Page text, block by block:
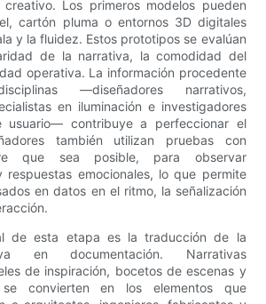
Los primeros modelos pueden
cartón pluma o entornos 3D digitales
y la fluidez. Estos prototipos se evalúan
de la narrativa, la comodidad del
operativa. La información procedente
—diseñadores narrativos,
en iluminación e investigadores
usuario— contribuye a perfeccionar el
también utilizan pruebas con
que sea posible, para observar
respuestas emocionales, lo que permite
​​en datos en el ritmo, la señalización
de esta etapa es la traducción de la
en documentación. Narrativas
de inspiración, bocetos de escenas y
convierten en los elementos que